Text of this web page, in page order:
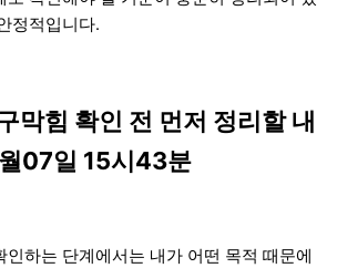
정적입니다.
막힘 확인 전 먼저 정리할 내
07일 15시43분
인하는 단계에서는 내가 어떤 목적 때문에